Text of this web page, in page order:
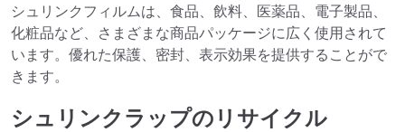
シュリンクフィルムは、食品、飲料、医薬品、電子製品、
化粧品など、さまざまな商品パッケージに広く使用されて
います。優れた保護、密封、表示効果を提供することがで
きます。
シュリンクラップのリサイクル